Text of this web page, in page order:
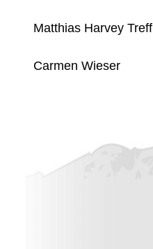
Matthias Harvey Treff
Carmen Wieser